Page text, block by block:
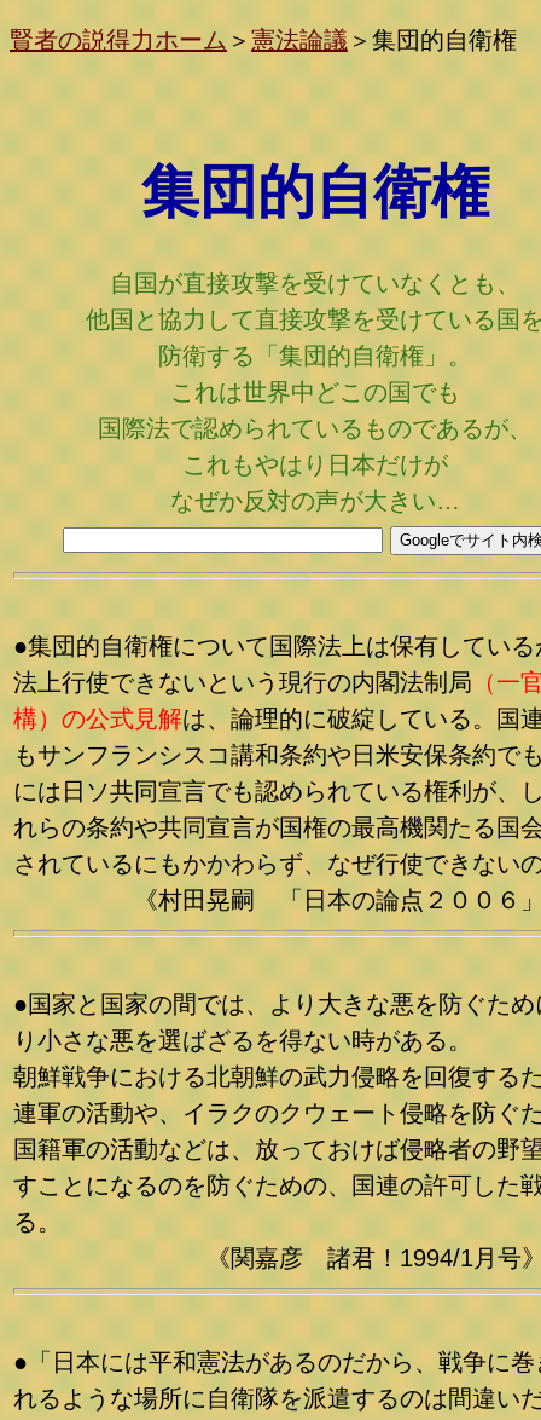
賢者の説得力ホーム ＞ 憲法論議 ＞ 集団的自衛権
集団的自衛権
自国が直接攻撃を受けていなくとも、
他国と協力して直接攻撃を受けている国
防衛する「集団的自衛権」。
これは世界中どこの国でも
国際法で認められているものであるが、
これもやはり日本だけが
なぜか反対の声が大きい…
●集団的自衛権について国際法上は保有している
法上行使できないという現行の内閣法制局 （一
構）の公式見解は、論理的に破綻している。
国
もサンフランシスコ講和条約や日米安保条約で
には日ソ共同宣言でも認められている権利が、
れらの条約や共同宣言が国権の最高機関たる国
されているにもかかわらず、なぜ行使できない
《村田晃嗣 「日本の論点２００６
●国家と国家の間では、より大きな悪を防ぐため
り小さな悪を選ばざるを得ない時がある。
朝鮮戦争における北朝鮮の武力侵略を回復する
連軍の活動や、イラクのクウェート侵略を防ぐ
国籍軍の活動などは、放っておけば侵略者の野
すことになるのを防ぐための、国連の許可した
る。
《関嘉彦 諸君！1994/1月号
●「日本には平和憲法があるのだから、戦争に巻
れるような場所に自衛隊を派遣するのは間違い